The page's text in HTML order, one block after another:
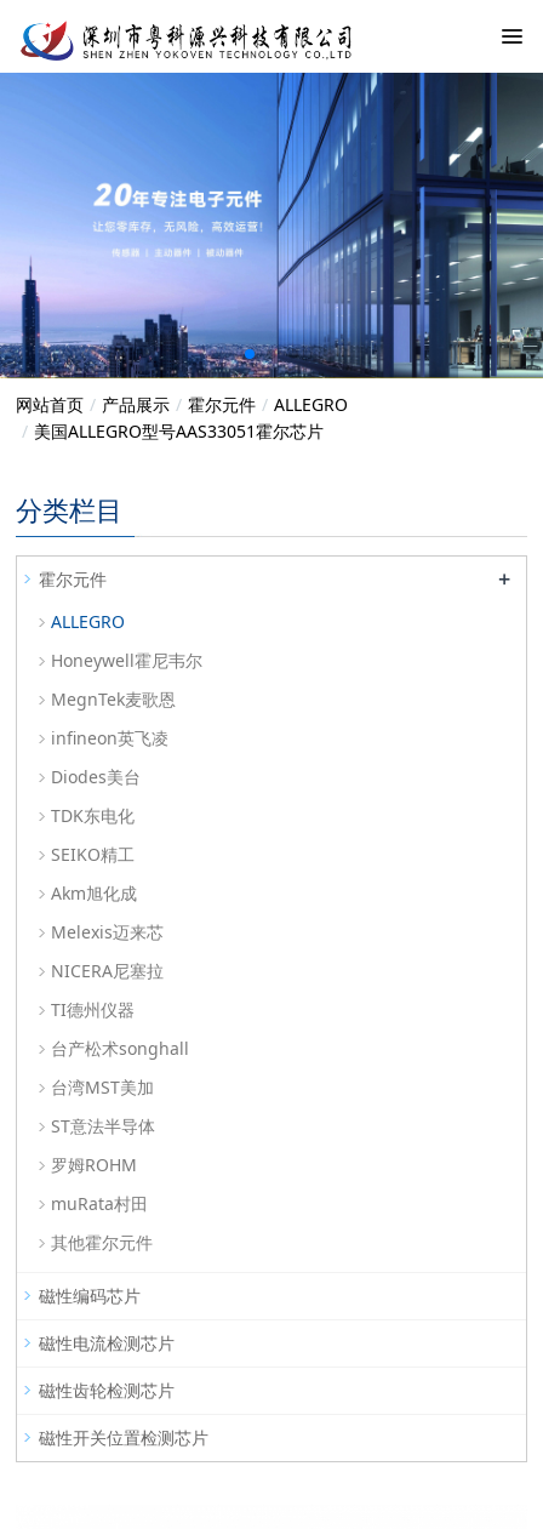
网站首页 产品展示 霍尔元件
ALLEGRO
美国ALLEGRO型号AAS33051霍尔芯片
分类栏目
霍尔元件 +
ALLEGRO
Honeywell霍尼韦尔
MegnTek麦歌恩
infineon英飞凌
Diodes美台
TDK东电化
SEIKO精工
Akm旭化成
Melexis迈来芯
NICERA尼塞拉
TI德州仪器
台产松术songhall
台湾MST美加
ST意法半导体
罗姆ROHM
muRata村田
其他霍尔元件
磁性编码芯片
磁性电流检测芯片
磁性齿轮检测芯片
磁性开关位置检测芯片